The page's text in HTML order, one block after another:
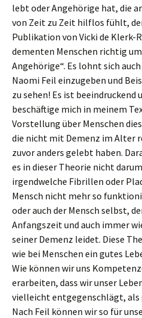
lebt oder Angehörige hat, die
von Zeit zu Zeit hilflos fühlt,
Publikation von Vicki de
dementen Menschen richtig
Angehörige“. Es lohnt sich
Naomi Feil einzugeben und
zu sehen! Es ist beeindruckend
beschäftige mich in meinem
Vorstellung über Menschen
die nicht mit Demenz im Alter
zuvor anders gelebt haben.
es in dieser Theorie nicht
irgendwelche Fibrillen oder
Mensch nicht mehr so
oder auch der Mensch selbst,
Anfangszeit und auch immer
seiner Demenz leidet. Diese
wie bei Menschen ein gutes
Wie können wir uns
erarbeiten, dass wir unser
vielleicht entgegenschlägt,
Nach Feil können wir so für